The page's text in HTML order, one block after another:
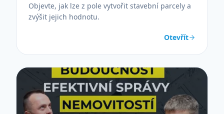
Objevte, jak lze z pole vytvořit stavební parcely a
zvýšit jejich hodnotu.
Otevřít